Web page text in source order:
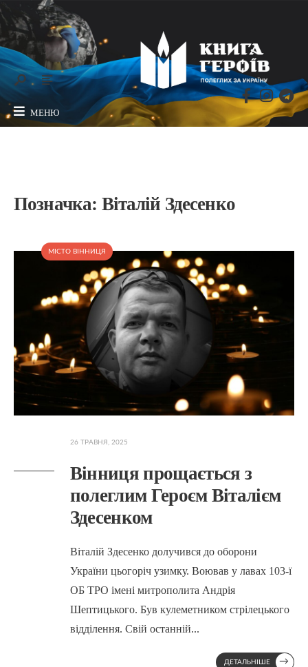
МЕНЮ
Позначка: Віталій Здесенко
МІСТО ВІННИЦЯ
26 ТРАВНЯ, 2025
Вінниця прощається з
полеглим Героєм Віталієм
Здесенком
Віталій Здесенко долучився до оборони
України цьогоріч узимку. Воював у лавах 103-ї
ОБ ТРО імені митрополита Андрія
Шептицького. Був кулеметником стрілецького
відділення. Свій останній...
ДЕТАЛЬНІШЕ →